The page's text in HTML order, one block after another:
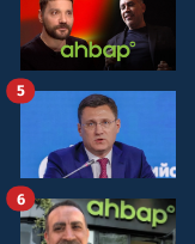
5
6